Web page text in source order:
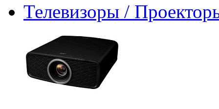
Телевизоры /